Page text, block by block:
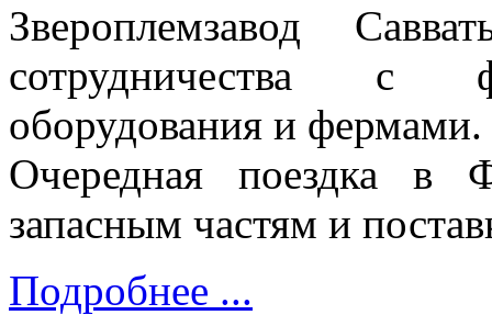
Звероплемзавод
сотрудничества с
оборудования и фермами.
Очередная поездка в
запасным частям и
Подробнее ...